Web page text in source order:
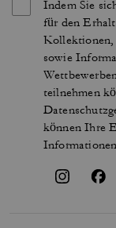
Indem Sie
für den
Kollektionen,
sowie
teilnehmen
können Ihre